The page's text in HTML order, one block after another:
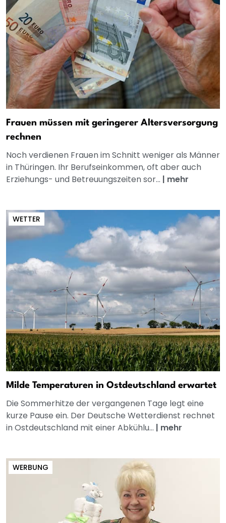
Frauen müssen mit geringerer Altersversorgung
rechnen
Noch verdienen Frauen im Schnitt weniger als Männer
in Thüringen. Ihr Berufseinkommen, oft aber auch
Erziehungs- und Betreuungszeiten sor... | mehr
WETTER
Milde Temperaturen in Ostdeutschland erwartet
Die Sommerhitze der vergangenen Tage legt eine
kurze Pause ein. Der Deutsche Wetterdienst rechnet
in Ostdeutschland mit einer Abkühlu... | mehr
WERBUNG